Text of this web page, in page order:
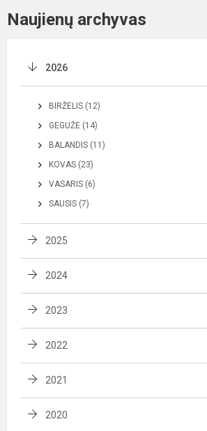
Naujienų archyvas
2026
BIRŽELIS (12)
GEGUŽĖ (14)
BALANDIS (11)
KOVAS (23)
VASARIS (6)
SAUSIS (7)
2025
2024
2023
2022
2021
2020